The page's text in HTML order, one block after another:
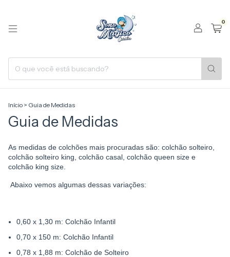
0
Início > Guia de Medidas
Guia de Medidas
As medidas de colchões mais procuradas são: colchão solteiro,
colchão solteiro king, colchão casal, colchão queen size e
colchão king size.
Abaixo vemos algumas dessas variações:
0,60 x 1,30 m: Colchão Infantil
0,70 x 150 m: Colchão Infantil
0,78 x 1,88 m: Colchão de Solteiro